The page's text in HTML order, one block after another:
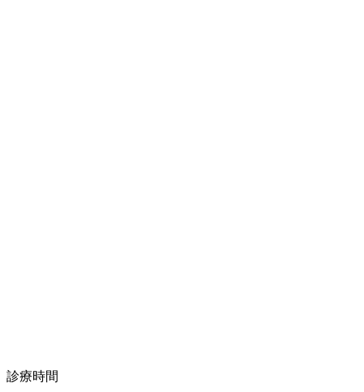
診療時間